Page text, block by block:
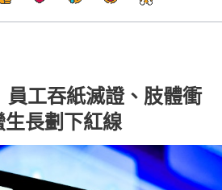
員工吞紙滅證、肢體衝
長劃下紅線